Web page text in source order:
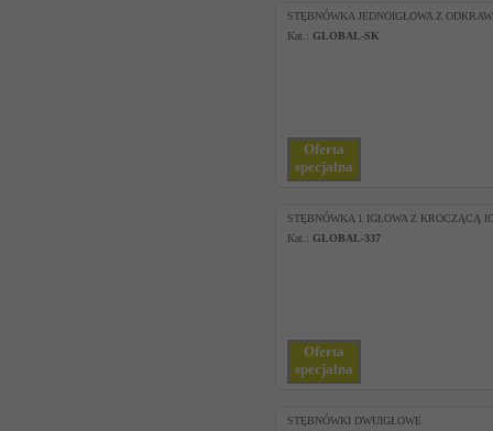
STĘBNÓWKA JEDNOIGŁOWA Z
Kat.: GLOBAL-SK
Oferta
specjalna
STĘBNÓWKA 1 IGŁOWA Z KROCZĄCĄ
Kat.: GLOBAL-337
Oferta
specjalna
STĘBNÓWKI DWUIGŁOWE